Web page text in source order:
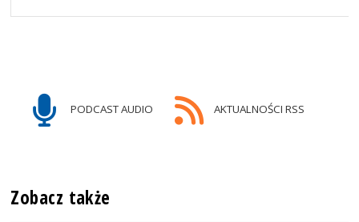
PODCAST AUDIO AKTUALNOŚCI RSS
Zobacz także